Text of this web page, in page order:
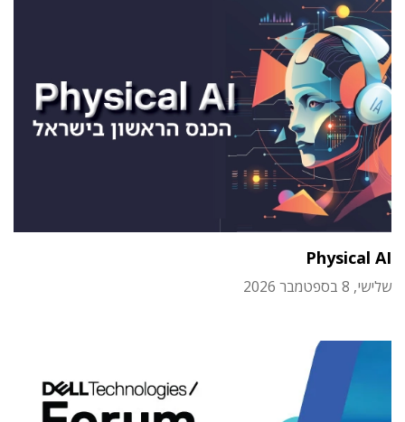
Physical AI
שלישי, 8 בספטמבר 2026